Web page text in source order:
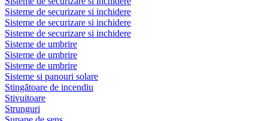
Sisteme de securizare si inchidere
Sisteme de securizare si inchidere
Sisteme de securizare si inchidere
Sisteme de umbrire
Sisteme de umbrire
Sisteme de umbrire
Sisteme si panouri solare
Stingătoare de incendiu
Stivuitoare
Strunguri